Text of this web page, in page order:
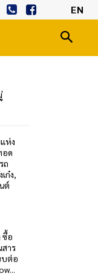
EN
ห่ง
อด
ถ
ก๋ง,
ต์
ซื้อ
าร
บต่อ